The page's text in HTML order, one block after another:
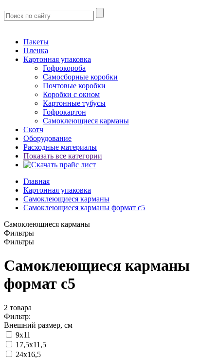
Пакеты
Пленка
Картонная упаковка
Гофрокороба
Самосборные коробки
Почтовые коробки
Коробки с окном
Картонные тубусы
Гофрокартон
Самоклеющиеся карманы
Скотч
Оборудование
Расходные материалы
Показать все категории
Главная
Картонная упаковка
Самоклеющиеся карманы
Самоклеющиеся карманы формат с5
Самоклеющиеся карманы
Фильтры
Фильтры
Самоклеющиеся карманы
формат с5
2 товара
Фильтр:
Внешний размер, см
9х11
17,5х11,5
24х16,5